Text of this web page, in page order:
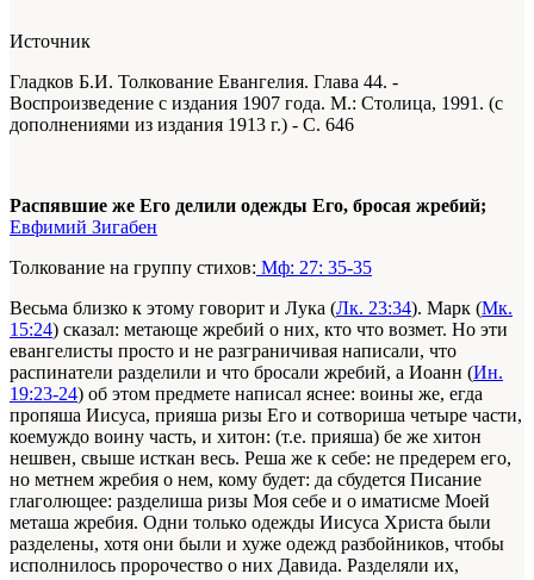
Источник
Гладков Б.И. Толкование Евангелия. Глава 44. -
Воспроизведение с издания 1907 года. М.: Столица, 1991. (с
дополнениями из издания 1913 г.) - С. 646
Распявшие же Его делили одежды Его, бросая жребий;
Евфимий Зигабен
Толкование на группу стихов: Мф: 27: 35-35
Весьма близко к этому говорит и Лука (Лк. 23:34). Марк (Мк.
15:24) сказал: метающе жребий о них, кто что возмет. Но эти
евангелисты просто и не разграничивая написали, что
распинатели разделили и что бросали жребий, а Иоанн (Ин.
19:23-24) об этом предмете написал яснее: воины же, егда
пропяша Иисуса, прияша ризы Его и сотвориша четыре части,
коемуждо воину часть, и хитон: (т.е. прияша) бе же хитон
нешвен, свыше исткан весь. Реша же к себе: не предерем его,
но метнем жребия о нем, кому будет: да сбудется Писание
глаголющее: разделиша ризы Моя себе и о иматисме Моей
меташа жребия. Одни только одежды Иисуса Христа были
разделены, хотя они были и хуже одежд разбойников, чтобы
исполнилось пророчество о них Давида. Разделяли их,